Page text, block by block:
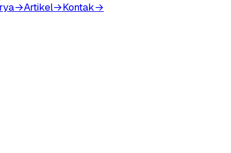
→Artikel→Kontak→